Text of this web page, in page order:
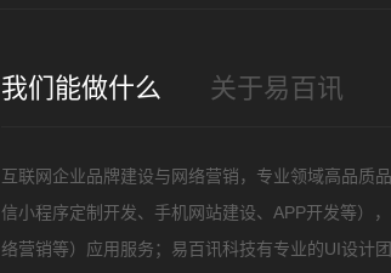
我们能做什么 关于易百讯
互联网企业品牌建设与网络营销，专业领域高品质
信小程序定制开发、手机网站建设、APP开发等）
络营销等）应用服务；易百讯科技有专业的UI设计